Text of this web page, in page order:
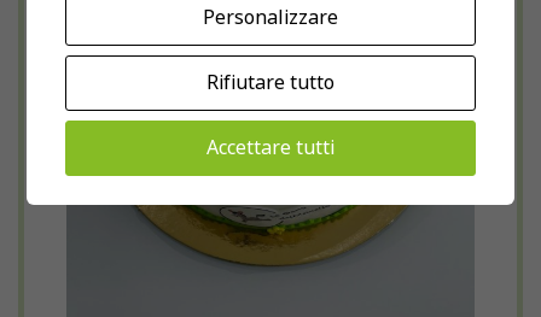
Personalizzare
Rifiutare tutto
Accettare tutti